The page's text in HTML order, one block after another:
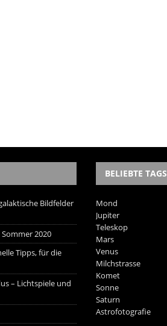
Bildfelder
2020
Tipps, für die
– Lichtspiele und
BELIEBTE TAGS
Mond
Jupiter
Teleskop
Mars
Venus
Milchstrasse
Komet
Sonne
Saturn
Astrofotografie